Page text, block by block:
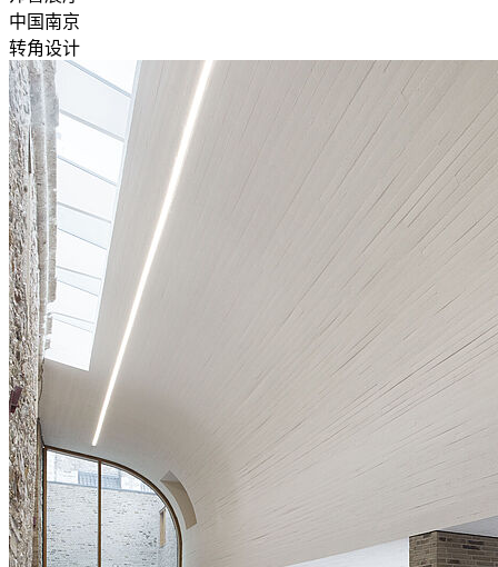
中国南京
转角设计